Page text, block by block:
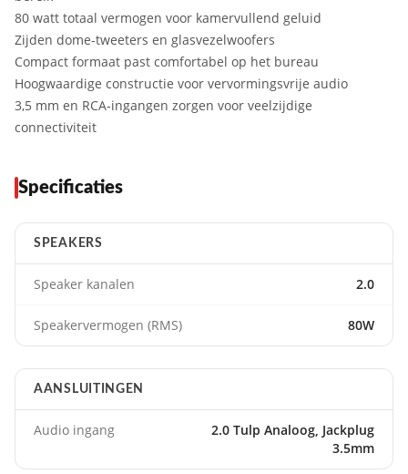
80 watt totaal vermogen voor kamervullend geluid
Zijden dome-tweeters en glasvezelwoofers
Compact formaat past comfortabel op het bureau
Hoogwaardige constructie voor vervormingsvrije audio
3,5 mm en RCA-ingangen zorgen voor veelzijdige
connectiviteit
Specificaties
SPEAKERS
Speaker kanalen 2.0
Speakervermogen (RMS) 80W
AANSLUITINGEN
Audio ingang
2.0 Tulp Analoog, Jackplug
3.5mm